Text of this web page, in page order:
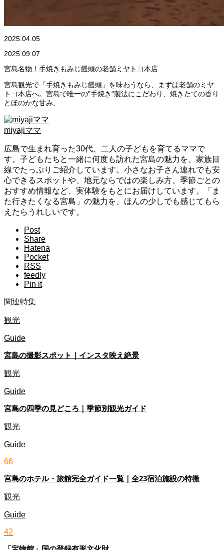
2025.04.05
2025.09.07
宮島名物！手焼きもみじ饅頭の老舗ミヤトヨ本店
宮島観光で「手焼きもみじ饅頭」を味わうなら、まずは老舗のミヤ
トヨ本店へ。宮島で唯一の"手焼き"製法にこだわり、焼きたての香り
とほのかな甘み、...
miyajiママ
広島で生まれ育った30代、二人の子どもを育てるママで
す。子どもたちと一緒に何度も訪れた宮島の魅力を、家族目
線でたっぷりご紹介しています。小さなお子さん連れでも安
心できるスポットや、地元ならではの楽しみ方、季節ごとの
おすすめ情報など、実体験をもとにお届けしています。「ま
た行きたくなる宮島」の魅力を、ほんの少しでも感じてもら
えたらうれしいです。
Post
Share
Hatena
Pocket
RSS
feedly
Pin it
関連特集
観光
Guide
宮島の撮影スポット｜インスタ映え絶景
観光
Guide
宮島の四季の見どころ｜季節別観光ガイド
観光
Guide
66
宮島のホテル・旅館完全ガイド一覧｜全23宿泊施設の特徴
観光
Guide
42